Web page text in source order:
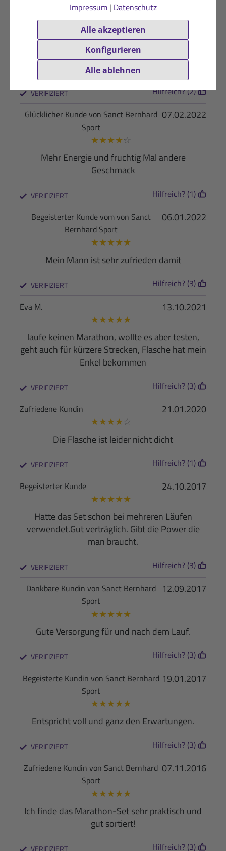
Impressum| Datenschutz
Alle akzeptieren
Konfigurieren
Alle ablehnen
Sport
★★★★☆
Finde ich gut für den Marathon. Gut verträglich.
Hilfreich vor, während und nach dem
Wettkampf.
VERIFIZIERT Hilfreich? (2)
07.02.2022
Glücklicher Kunde von Sanct Bernhard
Sport
★★★★☆
Mehr Energie und fruchtig Mal andere
Geschmack
VERIFIZIERT Hilfreich? (1)
06.01.2022
Begeisterter Kunde vom von Sanct
Bernhard Sport
★★★★★
Mein Mann ist sehr zufrieden damit
VERIFIZIERT Hilfreich? (3)
13.10.2021
Eva M.
★★★★★
laufe keinen Marathon, wollte es aber testen,
geht auch für kürzere Strecken, Flasche hat mein
Enkel bekommen
VERIFIZIERT Hilfreich? (3)
21.01.2020
Zufriedene Kundin
★★★★☆
Die Flasche ist leider nicht dicht
VERIFIZIERT Hilfreich? (1)
24.10.2017
Begeisterter Kunde
★★★★★
Hatte das Set schon bei mehreren Läufen
verwendet.Gut verträglich. Gibt die Power die
man braucht.
VERIFIZIERT Hilfreich? (3)
12.09.2017
Dankbare Kundin von Sanct Bernhard
Sport
★★★★★
Gute Versorgung für und nach dem Lauf.
VERIFIZIERT Hilfreich? (3)
19.01.2017
Begeisterte Kundin von Sanct Bernhard
Sport
★★★★★
Entspricht voll und ganz den Erwartungen.
VERIFIZIERT Hilfreich? (3)
07.11.2016
Zufriedene Kundin von Sanct Bernhard
Sport
★★★★★
Ich finde das Marathon-Set sehr praktisch und
gut sortiert!
VERIFIZIERT Hilfreich? (3)